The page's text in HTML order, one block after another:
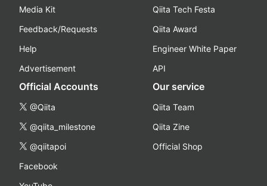
Media Kit
Feedback/Requests
Help
Advertisement
Qiita Tech Festa
Qiita Award
Engineer White Paper
API
Official Accounts
@Qiita
@qiita_milestone
@qiitapoi
Facebook
Our service
Qiita Team
Qiita Zine
Official Shop